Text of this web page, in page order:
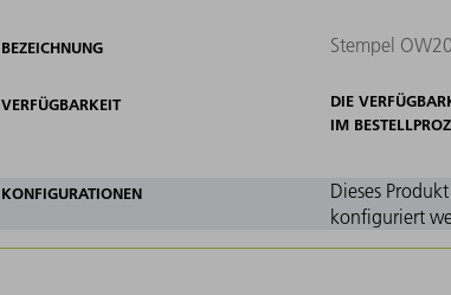
BEZEICHNUNG Stempel
VERFÜGBARKEIT
DIE
IM
KONFIGURATIONEN Dieses
konfiguriert